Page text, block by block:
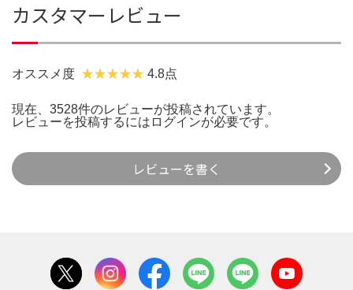
カスタマーレビュー
オススメ度 4.8点
現在、3528件のレビューが投稿されています。
レビューを投稿するには ログインが必要です。
レビューを書く